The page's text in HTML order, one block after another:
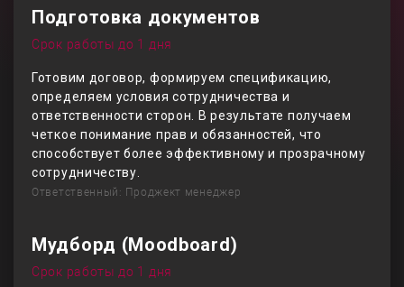
Подготовка документов
Срок работы до 1 дня
Готовим договор, формируем спецификацию,
определяем условия сотрудничества и
ответственности сторон. В результате получаем
четкое понимание прав и обязанностей, что
способствует более эффективному и прозрачному
сотрудничеству.
Ответственный: Проджект менеджер
Мудборд (Moodboard)
Срок работы до 1 дня